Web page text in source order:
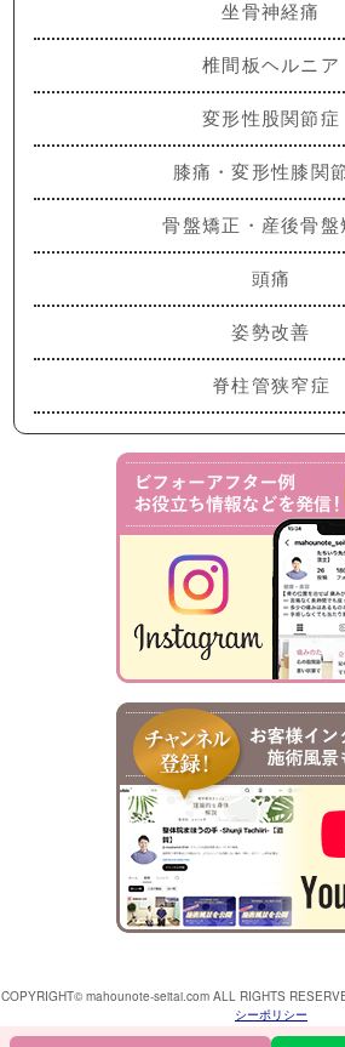
坐骨神経痛
椎間板ヘルニア
変形性股関節症
膝痛・変形性膝関
骨盤矯正・産後骨盤
頭痛
姿勢改善
脊柱管狭窄症
COPYRIGHT© mahounote-seitai.com ALL RIGHTS
シーポリシー